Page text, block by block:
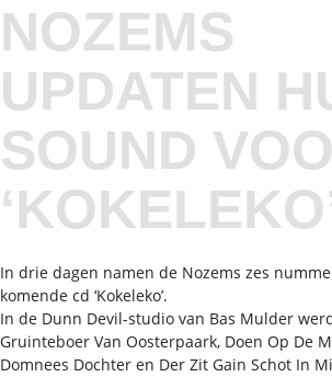
NOZEMS
UPDATEN
SOUND
In drie dagen namen de Nozems zes
komende cd ‘Kokeleko’.
In de Dunn Devil-studio van Bas Mulder
Gruinteboer Van Oosterpaark, Doen Op De
Domnees Dochter en Der Zit Gain Schot In